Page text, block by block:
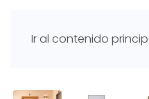
Ir al contenido